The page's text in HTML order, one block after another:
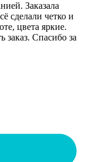
Заказала
сделали четко и
цвета яркие.
заказ. Спасибо за